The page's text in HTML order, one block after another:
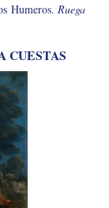
Humeros. Ruega
CUESTAS